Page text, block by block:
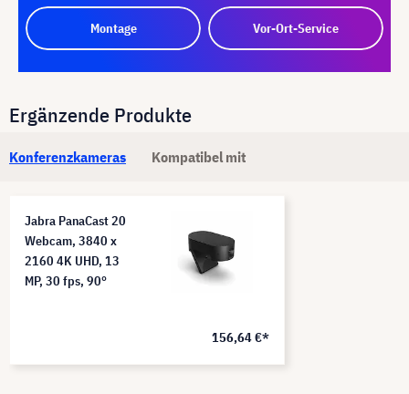
Montage Vor-Ort-Service
Ergänzende Produkte
Konferenzkameras Kompatibel mit
Jabra PanaCast 20
Webcam, 3840 x
2160 4K UHD, 13
MP, 30 fps, 90°
156,64 €*